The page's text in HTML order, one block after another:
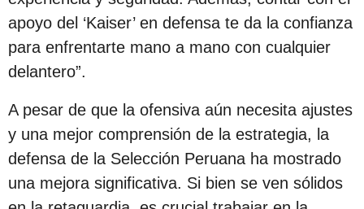
a
c
i
ó
n
apoyo del ‘Kaiser’ en defensa te da la confianza
para enfrentarte mano a mano con cualquier
delantero”.
A pesar de que la ofensiva aún necesita ajustes
y una mejor comprensión de la estrategia, la
defensa de la Selección Peruana ha mostrado
una mejora significativa. Si bien se ven sólidos